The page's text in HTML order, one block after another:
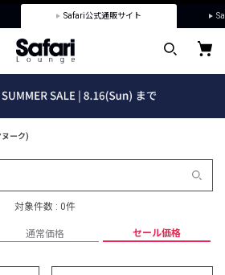
Safari公式通販サイト
ヌーク)
対象件数 : 0件
通常価格 セール価格